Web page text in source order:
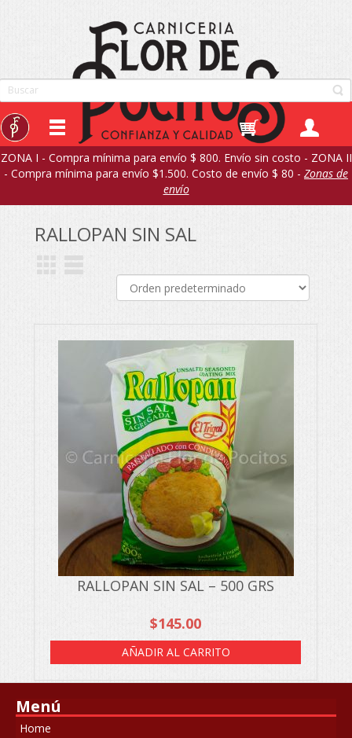
ZONA I - Compra mínima para envío $ 800. Envío sin costo - ZONA II
- Compra mínima para envío $1.500. Costo de envío $ 80 - Zonas de
envío
RALLOPAN SIN SAL
RALLOPAN SIN SAL – 500 GRS
$145.00
AÑADIR AL CARRITO
Menú
Home